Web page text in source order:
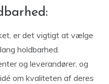
er det vigtigt at vælge
holdbarhed.
og leverandører, og
om kvaliteten af deres